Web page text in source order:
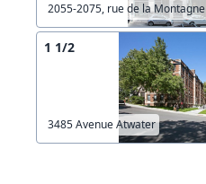
2055-2075, rue de la Montagne
1 1/2
3485 Avenue Atwater